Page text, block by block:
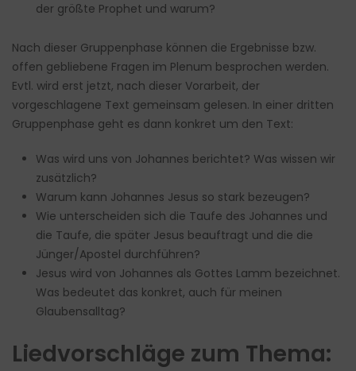
der größte Prophet und warum?
Nach dieser Gruppenphase können die Ergebnisse bzw.
offen gebliebene Fragen im Plenum besprochen werden.
Evtl. wird erst jetzt, nach dieser Vorarbeit, der
vorgeschlagene Text gemeinsam gelesen. In einer dritten
Gruppenphase geht es dann konkret um den Text:
Was wird uns von Johannes berichtet? Was wissen wir
zusätzlich?
Warum kann Johannes Jesus so stark bezeugen?
Wie unterscheiden sich die Taufe des Johannes und
die Taufe, die später Jesus beauftragt und die die
Jünger/Apostel durchführen?
Jesus wird von Johannes als Gottes Lamm bezeichnet.
Was bedeutet das konkret, auch für meinen
Glaubensalltag?
Liedvorschläge zum Thema: